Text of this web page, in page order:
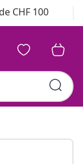
CHF 100